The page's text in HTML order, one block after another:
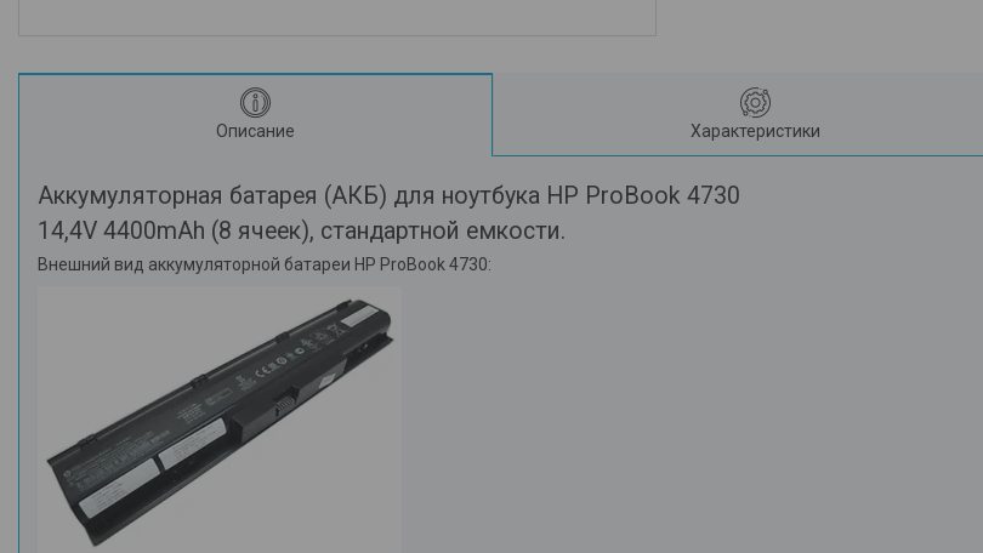
Описание Характеристики
Аккумуляторная батарея (АКБ) для ноутбука HP ProBook 4730
14,4V 4400mAh (8 ячеек), стандартной емкости.
Внешний вид аккумуляторной батареи HP ProBook 4730: